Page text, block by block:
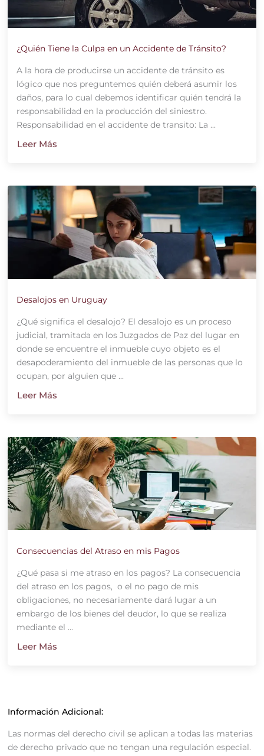
¿Quién Tiene la Culpa en un Accidente de Tránsito?
A la hora de producirse un accidente de tránsito es
lógico que nos preguntemos quién deberá asumir los
daños, para lo cual debemos identificar quién tendrá la
responsabilidad en la producción del siniestro.
Responsabilidad en el accidente de transito: La ...
Leer Más
Desalojos en Uruguay
¿Qué significa el desalojo? El desalojo es un proceso
judicial, tramitada en los Juzgados de Paz del lugar en
donde se encuentre el inmueble cuyo objeto es el
desapoderamiento del inmueble de las personas que lo
ocupan, por alguien que ...
Leer Más
Consecuencias del Atraso en mis Pagos
¿Qué pasa si me atraso en los pagos? La consecuencia
del atraso en los pagos, o el no pago de mis
obligaciones, no necesariamente dará lugar a un
embargo de los bienes del deudor, lo que se realiza
mediante el ...
Leer Más
Información Adicional:
Las normas del derecho civil se aplican a todas las materias
de derecho privado que no tengan una regulación especial.